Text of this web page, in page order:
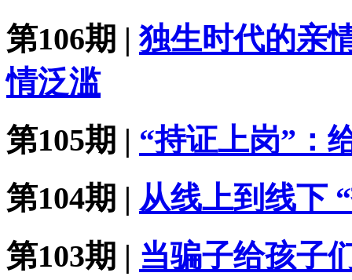
第106期 |独生时代的亲
情泛滥
第105期 | “持证上岗”：
第104期 | 从线上到线下
第103期 | 当骗子给孩子